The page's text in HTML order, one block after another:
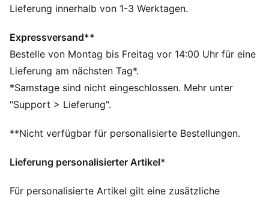
Aus 100 % recyceltem Material, Besatz und Deko sind
dryCELL: Performance-Technologie, die Feuchtigkeit
vom Körper ableitet und dafür sorgt, dass du beim
Training schweißfrei bleibst
DETAILS
Regular Fit
140 g/m², Interlock-Material
Seitentasche
Lieferung innerhalb von 1-3 Werktagen.
Expressversand**
Bestelle von Montag bis Freitag vor 14:00 Uhr für eine
Lieferung am nächsten Tag*.
*Samstage sind nicht eingeschlossen. Mehr unter
"Support > Lieferung".
**Nicht verfügbar für personalisierte Bestellungen.
Lieferung personalisierter Artikel*
Für personalisierte Artikel gilt eine zusätzliche